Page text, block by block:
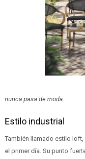
nunca pasa de moda.
Estilo industrial
También llamado estilo loft,
el primer día. Su punto